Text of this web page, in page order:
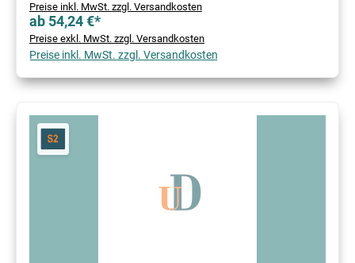
Preise inkl. MwSt. zzgl. Versandkosten
ab 54,24 €*
Preise exkl. MwSt. zzgl. Versandkosten
Preise inkl. MwSt. zzgl. Versandkosten